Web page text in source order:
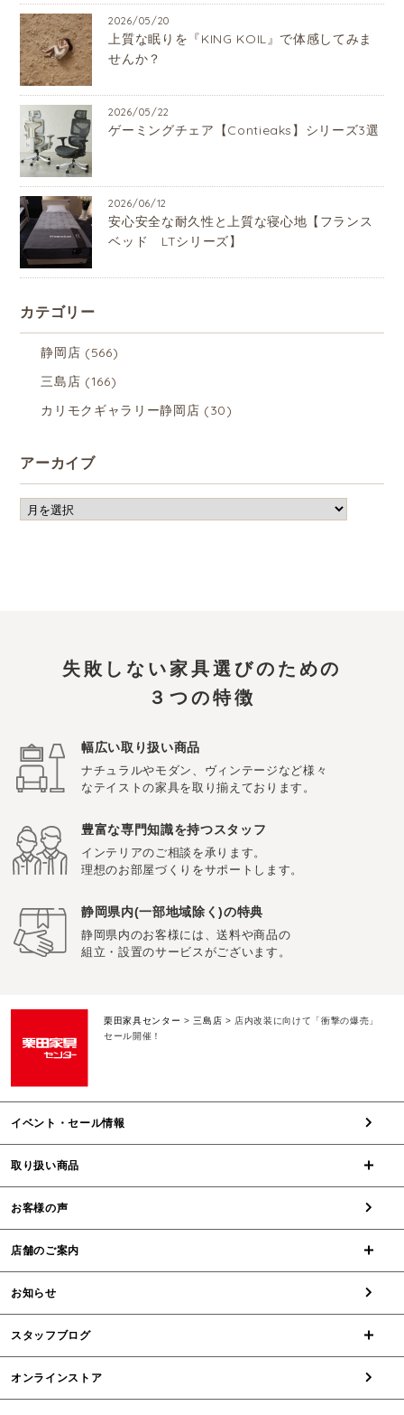
2026/05/20
上質な眠りを『KING KOIL』で体感してみま
せんか？
2026/05/22
ゲーミングチェア【Contieaks】シリーズ3選
2026/06/12
安心安全な耐久性と上質な寝心地【フランス
ベッド LTシリーズ】
カテゴリー
静岡店 (566)
三島店 (166)
カリモクギャラリー静岡店 (30)
アーカイブ
失敗しない家具選びのための
３つの特徴
幅広い取り扱い商品
ナチュラルやモダン、ヴィンテージなど様々
なテイストの家具を取り揃えております。
豊富な専門知識を持つスタッフ
インテリアのご相談を承ります。
理想のお部屋づくりをサポートします。
静岡県内(一部地域除く)の特典
静岡県内のお客様には、送料や商品の
組立・設置のサービスがございます。
栗田家具センター > 三島店 > 店内改装に向けて「衝撃の爆売」
セール開催！
イベント・セール情報
取り扱い商品
お客様の声
店舗のご案内
お知らせ
スタッフブログ
オンラインストア